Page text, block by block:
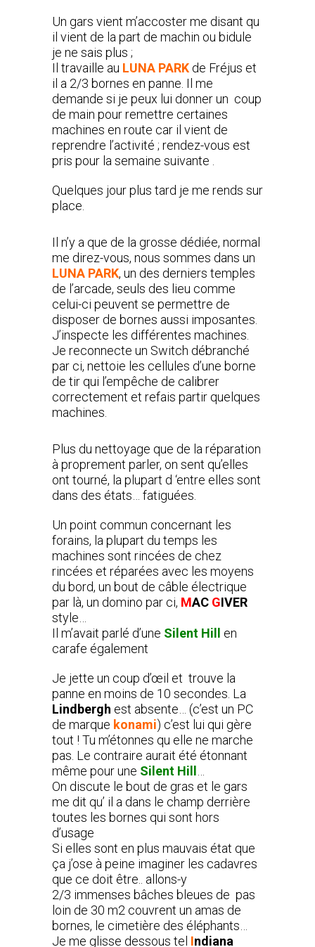
Un gars vient m’accoster me disant qu
il vient de la part de machin ou bidule
je ne sais plus ;
Il travaille au LUNA PARK de Fréjus et
il a 2/3 bornes en panne. Il me
demande si je peux lui donner un coup
de main pour remettre certaines
machines en route car il vient de
reprendre l’activité ; rendez-vous est
pris pour la semaine suivante .
Quelques jour plus tard je me rends sur
place.
Il n’y a que de la grosse dédiée, normal
me direz-vous, nous sommes dans un
LUNA PARK, un des derniers temples
de l’arcade, seuls des lieu comme
celui-ci peuvent se permettre de
disposer de bornes aussi imposantes.
J’inspecte les différentes machines.
Je reconnecte un Switch débranché
par ci, nettoie les cellules d’une borne
de tir qui l’empêche de calibrer
correctement et refais partir quelques
machines.
Plus du nettoyage que de la réparation
à proprement parler, on sent qu’elles
ont tourné, la plupart d ‘entre elles sont
dans des états… fatiguées.
Un point commun concernant les
forains, la plupart du temps les
machines sont rincées de chez
rincées et réparées avec les moyens
du bord, un bout de câble électrique
par là, un domino par ci, MAC GIVER
style…
Il m’avait parlé d’une Silent Hill
en
carafe également
Je jette un coup d’œil et trouve la
panne en moins de 10 secondes. La
Lindbergh est absente… (c’est un PC
de marque konami) c’est lui qui gère
tout ! Tu m’étonnes qu elle ne marche
pas. Le contraire aurait été étonnant
même pour une Silent Hill
On discute le bout de gras et le gars
me dit qu’ il a dans le champ derrière
toutes les bornes qui sont hors
d’usage
Si elles sont en plus mauvais état que
ça j’ose à peine imaginer les cadavres
que ce doit être.. allons-y
2/3 immenses bâches bleues de pas
loin de 30 m2 couvrent un amas de
bornes, le cimetière des éléphants…
Je me glisse dessous tel Indiana